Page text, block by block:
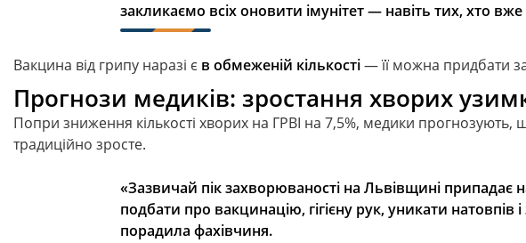
закликаємо всіх оновити імунітет — навіть тих, хто
Вакцина від грипу наразі є в обмеженій кількості— її можна придбати
Прогнози медиків: зростання хворих
Попри зниження кількості хворих на ГРВІ на 7,5%, медики прогнозують,
традиційно зросте.
«Зазвичай пік захворюваності на Львівщині
подбати про вакцинацію, гігієну рук, уникати
порадила фахівчиня.